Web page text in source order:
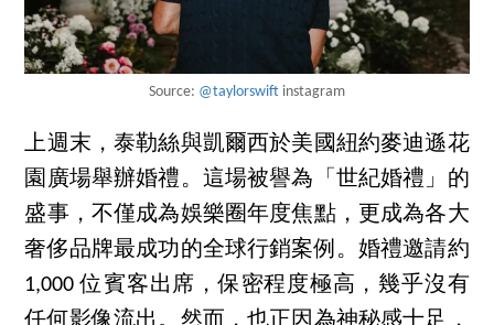
Source: @taylorswift instagram
上週末，泰勒絲與凱爾西於美國紐約麥迪遜花
園廣場舉辦婚禮。這場被譽為「世紀婚禮」的
盛事，不僅成為娛樂圈年度焦點，更成為各大
奢侈品牌最成功的全球行銷案例。婚禮邀請約
1,000 位賓客出席，保密程度極高，幾乎沒有